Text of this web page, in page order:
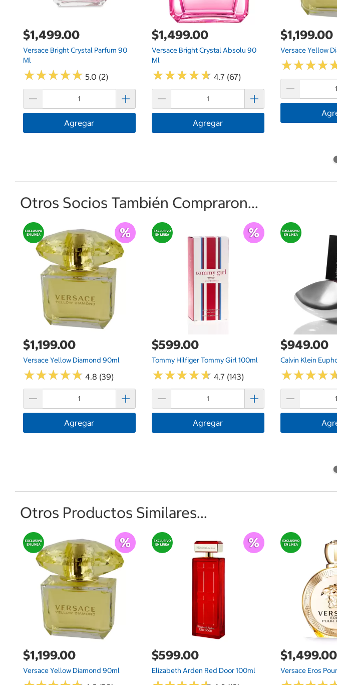
$1,499.00
Versace Bright Crystal Parfum 90
Ml
★★★★★
★★★★★ 5.0 (2)
Agregar
$1,499.00
Versace Bright Crystal Absolu 90
Ml
★★★★★
★★★★★ 4.7 (67)
Agregar
$1,199.00
Versace Yellow
★★★★
★★★★
Otros Socios También Compraron...
$1,199.00
Versace Yellow Diamond 90ml
★★★★★
★★★★★ 4.8 (39)
Agregar
$599.00
Tommy Hilfiger Tommy Girl 100ml
★★★★★
★★★★★ 4.7 (143)
Agregar
$949.00
Calvin Klein
★★★★
★★★★
Otros Productos Similares...
$1,199.00
Versace Yellow Diamond 90ml
$599.00
Elizabeth Arden Red Door 100ml
$1,499.00
Versace Eros